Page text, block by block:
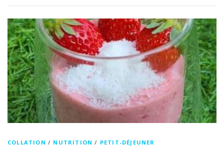
COLLATION / NUTRITION / PETIT-DÉJEUNER